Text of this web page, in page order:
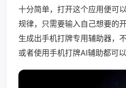
十分简单，打开这个应用便可
规律，只需要输入自己想要的
生成出手机打牌专用辅助器，
或者使用手机打牌AI辅助都可以